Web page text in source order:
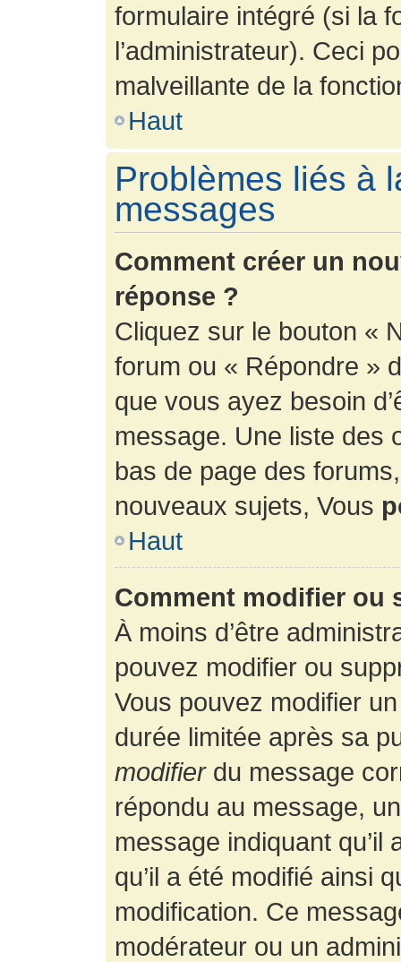
formulaire intégré (si la
l’administrateur). Ceci
malveillante de la
Haut
Problèmes liés à
messages
Comment créer un
réponse ?
Cliquez sur le bouton «
forum ou « Répondre »
que vous ayez besoin
message. Une liste des
bas de page des
nouveaux sujets, Vous
Haut
Comment modifier ou
À moins d’être
pouvez modifier ou
Vous pouvez modifier
durée limitée après sa
modifierdu message
répondu au message,
message indiquant
qu’il a été modifié ainsi
modification. Ce
modérateur ou un